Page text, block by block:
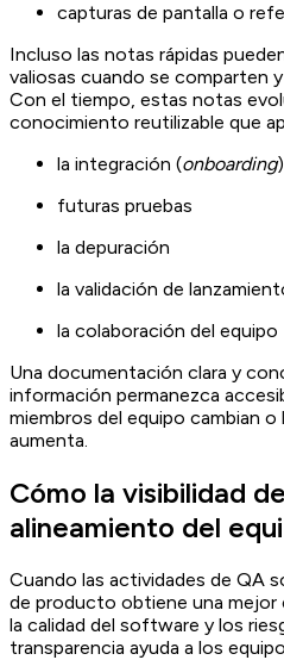
capturas de pantalla o
Incluso las notas rápidas
valiosas cuando se comparten
Con el tiempo, estas notas
conocimiento reutilizable que
la integración (onboarding)
futuras pruebas
la depuración
la validación de
la colaboración del equipo
Una documentación clara y
información permanezca
miembros del equipo cambian
aumenta.
Cómo la visibilidad
alineamiento del
Cuando las actividades de QA
de producto obtiene una mejor
la calidad del software y los
transparencia ayuda a los